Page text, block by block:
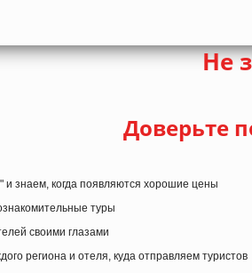
Не
Доверьте
и знаем, когда появляются хорошие цены
туры
своими глазами
региона и отеля, куда отправляем туристов